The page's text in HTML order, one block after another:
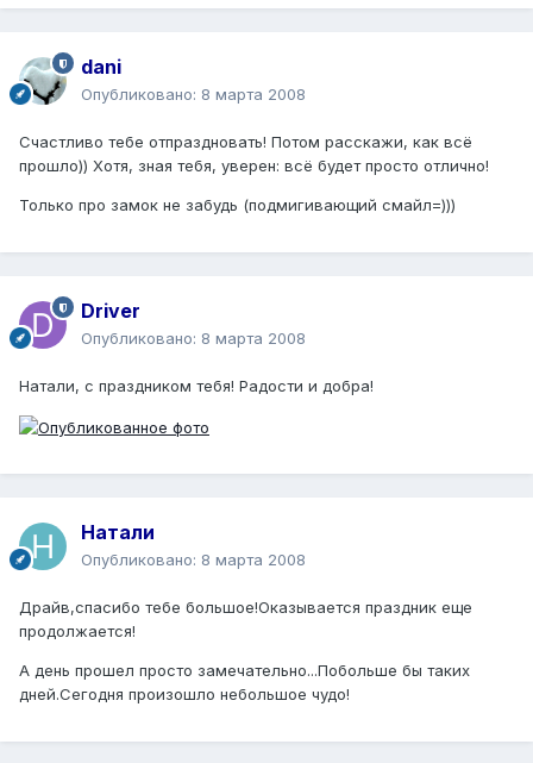
dani
Опубликовано: 8 марта 2008
Счастливо тебе отпраздновать! Потом расскажи, как всё
прошло)) Хотя, зная тебя, уверен: всё будет просто отлично!
Только про замок не забудь (подмигивающий смайл=)))
Driver
Опубликовано: 8 марта 2008
Натали, с праздником тебя! Радости и добра!
Натали
Опубликовано: 8 марта 2008
Драйв,спасибо тебе большое!Оказывается праздник еще
продолжается!
А день прошел просто замечательно...Побольше бы таких
дней.Сегодня произошло небольшое чудо!